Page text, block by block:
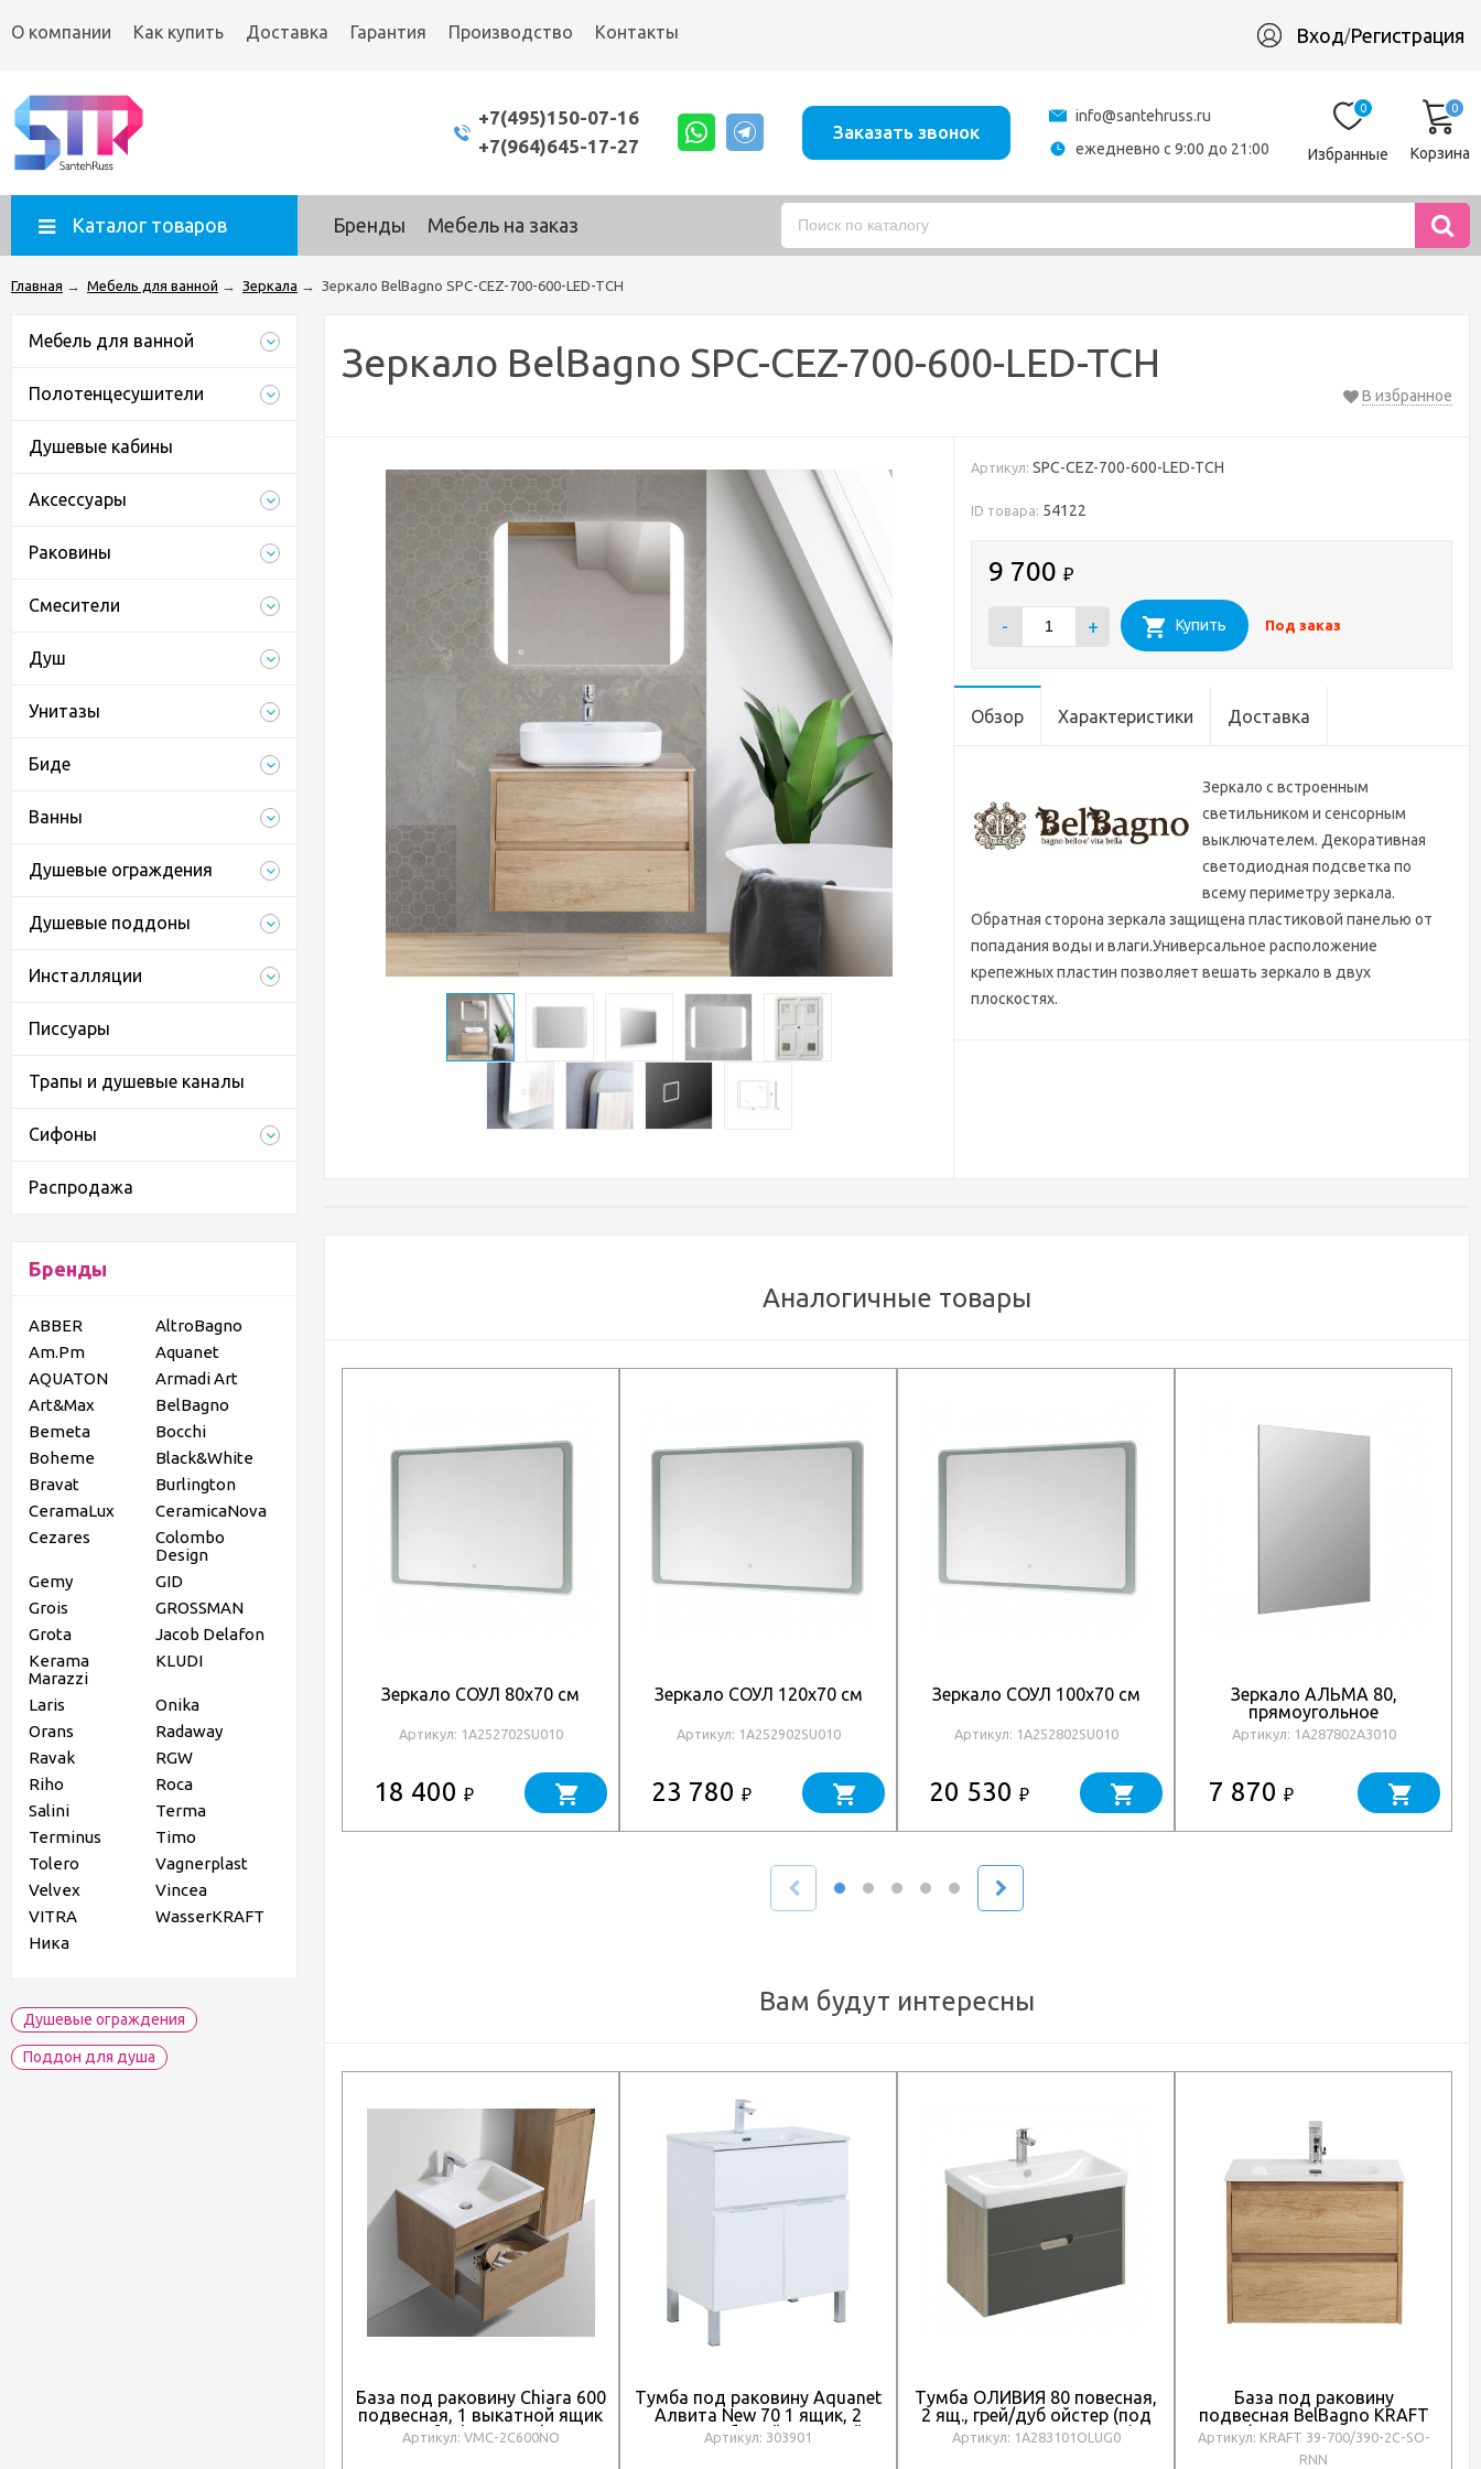
О компании Как купить Доставка Гарантия Производство Контакты Вход/Регистрация
+7(495)150-07-16
+7(964)645-17-27
Заказать звонок
info@santehruss.ru
ежедневно с 9:00 до 21:00
0
Избранные
0
Корзина
Каталог товаров Бренды Мебель на заказ
Главная → Мебель для ванной → Зеркала → Зеркало BelBagno SPC-CEZ-700-600-LED-TCH
Мебель для ванной
Полотенцесушители
Душевые кабины
Аксессуары
Раковины
Смесители
Душ
Унитазы
Биде
Ванны
Душевые ограждения
Душевые поддоны
Инсталляции
Писсуары
Трапы и душевые каналы
Сифоны
Распродажа
Бренды
ABBER
AltroBagno
Am.Pm
Aquanet
AQUATON
Armadi Art
Art&Max
BelBagno
Bemeta
Bocchi
Boheme
Black&White
Bravat
Burlington
CeramaLux
CeramicaNova
Cezares
Colombo
Design
Gemy
GID
Grois
GROSSMAN
Grota
Jacob Delafon
Kerama
Marazzi
KLUDI
Laris
Onika
Orans
Radaway
Ravak
RGW
Riho
Roca
Salini
Terma
Terminus
Timo
Tolero
Vagnerplast
Velvex
Vincea
VITRA
WasserKRAFT
Ника
Душевые ограждения
Поддон для душа
Зеркало BelBagno SPC-CEZ-700-600-LED-TCH
В избранное
Артикул: SPC-CEZ-700-600-LED-TCH
ID товара: 54122
9 700 ₽
- + Купить Под заказ
Обзор Характеристики Доставка
Зеркало с встроенным
светильником и сенсорным
выключателем. Декоративная
светодиодная подсветка по
всему периметру зеркала.
Обратная сторона зеркала защищена пластиковой панелью от
попадания воды и влаги.Универсальное расположение
крепежных пластин позволяет вешать зеркало в двух
плоскостях.
Аналогичные товары
Зеркало СОУЛ 80x70 см
Артикул: 1A252702SU010
18 400 ₽
Зеркало СОУЛ 120x70 см
Артикул: 1A252902SU010
23 780 ₽
Зеркало СОУЛ 100x70 см
Артикул: 1A252802SU010
20 530 ₽
Зеркало АЛЬМА 80,
прямоугольное
Артикул: 1A287802A3010
7 870 ₽
Вам будут интересны
База под раковину Chiara 600
подвесная, 1 выкатной ящик
soft-close, N.Oak
Артикул: VMC-2C600NO
Тумба под раковину Aquanet
Алвита New 70 1 ящик, 2
дверцы, белый матовый
Артикул: 303901
Тумба ОЛИВИЯ 80 повесная,
2 ящ., грей/дуб ойстер (под
раковину АДРИАНА 80)
Артикул: 1A283101OLUG0
База под раковину
подвесная BelBagno KRAFT
39-700/390-2C-SO-RNN Rovere
Nebrasca Nature
Артикул: KRAFT 39-700/390-2C-SO-
RNN